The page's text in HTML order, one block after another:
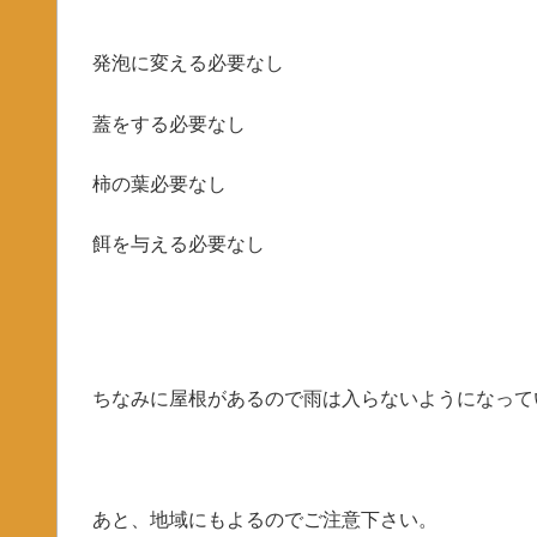
発泡に変える必要なし
蓋をする必要なし
柿の葉必要なし
餌を与える必要なし
ちなみに屋根があるので雨は入らないようになっ
あと、地域にもよるのでご注意下さい。